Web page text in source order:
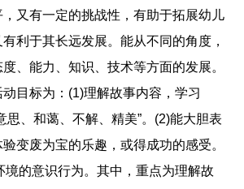
又有一定的挑战性，有助于拓展幼儿
利于其长远发展。能从不同的角度，
、能力、知识、技术等方面的发展。
目标为：(1)理解故事内容，学习
思、和蔼、不解、精美”。(2)能大胆表
变废为宝的乐趣，或得成功的感受。
境的意识行为。其中，重点为理解故